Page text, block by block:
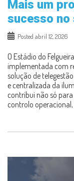
Mais um
sucesso
Posted abril 12, 2026
O Estádio do
implementada com
solução de
e centralizada da
contribui não só
controlo